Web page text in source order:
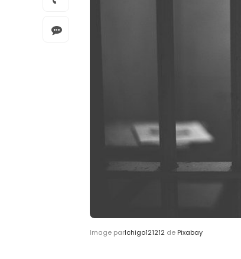
Image parIchigo121212 de Pixabay